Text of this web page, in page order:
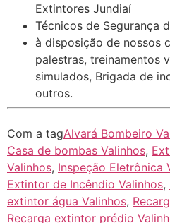
Extintores Jundiaí
Técnicos de Segurança
à disposição de nossos
palestras, treinamentos
simulados, Brigada de
outros.
Com a tagAlvará Bombeiro
Casa de bombas Valinhos,
Valinhos, Inspeção Eletrônica
Extintor de Incêndio Valinhos,
extintor água Valinhos,
Recarga extintor prédio